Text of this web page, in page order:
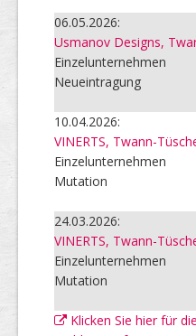
06.05.2026:
Usmanov Designs,
Einzelunternehmen
Neueintragung
10.04.2026:
VINERTS, Twann-
Einzelunternehmen
Mutation
24.03.2026:
VINERTS, Twann-
Einzelunternehmen
Mutation
Klicken Sie hier für